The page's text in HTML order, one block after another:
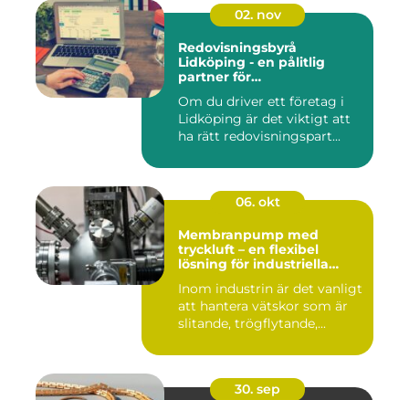
02. nov
Redovisningsbyrå
Lidköping - en pålitlig
partner för
Lidköping
Om du driver ett företag i
Lidköping är det viktigt att
ha rätt redovisningspart...
06. okt
Membranpump med
tryckluft – en flexibel
lösning för industriella
Inom industrin är det vanligt
att hantera vätskor som är
slitande, trögflytande,...
30. sep